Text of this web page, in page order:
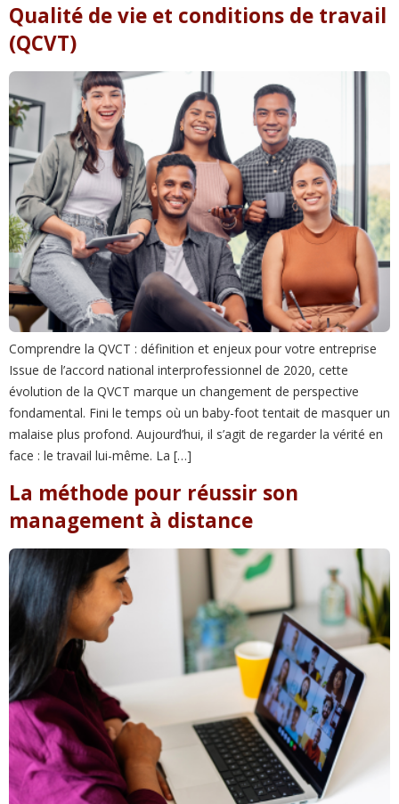
Qualité de vie et conditions de travail
(QCVT)
Comprendre la QVCT : définition et enjeux pour votre entreprise
Issue de l’accord national interprofessionnel de 2020, cette
évolution de la QVCT marque un changement de perspective
fondamental. Fini le temps où un baby-foot tentait de masquer un
malaise plus profond. Aujourd’hui, il s’agit de regarder la vérité en
face : le travail lui-même. La […]
La méthode pour réussir son
management à distance